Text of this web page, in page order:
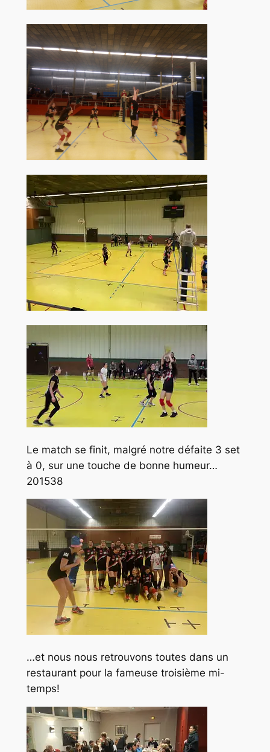
Le match se finit, malgré notre défaite 3 set
à 0, sur une touche de bonne humeur…
201538
…et nous nous retrouvons toutes dans un
restaurant pour la fameuse troisième mi-
temps!